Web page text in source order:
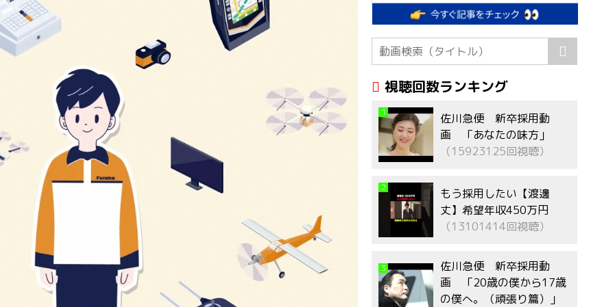
視聴回数ランキング
1
佐川急便 新卒採用動
画 「あなたの味方」
（15923125回視聴）
2
もう採用したい【渡邊
丈】希望年収450万円
（13101414回視聴）
3
佐川急便 新卒採用動
画 「20歳の僕から17歳
の僕へ。（頑張り篇）」